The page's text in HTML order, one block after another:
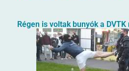
Régen is voltak bunyók a